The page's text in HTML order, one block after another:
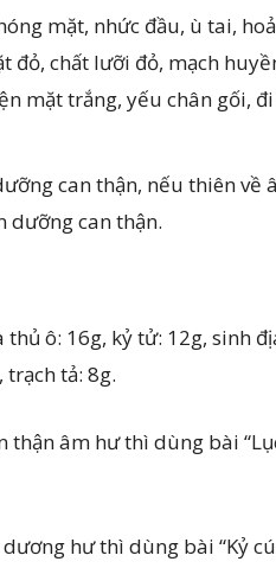
mặt, nhức đầu, ù tai,
đỏ, chất lưỡi đỏ, mạch
mặt trắng, yếu chân gối,
can thận, nếu thiên về
dưỡng can thận.
thủ ô: 16g, kỷ tử: 12g, sinh
trạch tả: 8g.
âm hư thì dùng bài
hư thì dùng bài “Kỷ